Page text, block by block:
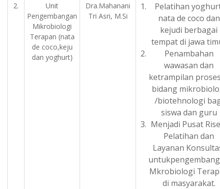
2.
Unit
Pengembangan
Mikrobiologi
Terapan (nata
de coco,keju
dan yoghurt)
Dra.Mahanani
Tri Asri, M.Si
Pelatihan
nata de coco dan
kejudi berbagai
tempat di jawa
Penambahan
wawasan dan
ketrampilan
bidang
/biotehnologi
siswa dan guru
Menjadi Pusat
Pelatihan dan
Layanan
Mkrobiologi
di masyarakat.